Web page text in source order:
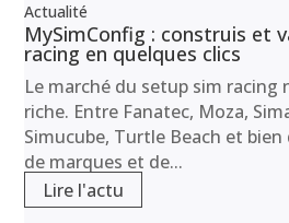
Actualité
MySimConfig : construis et
racing en quelques clics
Le marché du setup sim racing
riche. Entre Fanatec, Moza,
Simucube, Turtle Beach et
de marques et de...
Lire l'actu